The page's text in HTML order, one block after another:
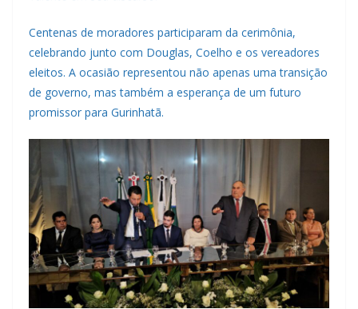
Centenas de moradores participaram da cerimônia,
celebrando junto com Douglas, Coelho e os vereadores
eleitos. A ocasião representou não apenas uma transição
de governo, mas também a esperança de um futuro
promissor para Gurinhatã.